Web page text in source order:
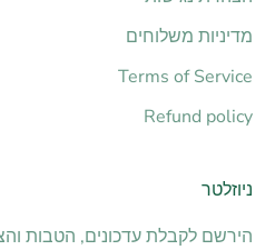
מדיניות משלוחים
Terms of Service
Refund policy
ניוזלטר
הירשם לקבלת עדכונים, הטבות